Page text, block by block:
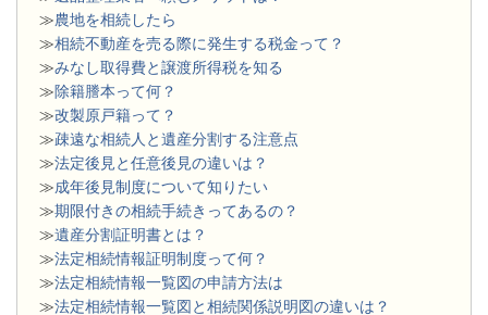
≫農地を相続したら
≫相続不動産を売る際に発生する税金って？
≫みなし取得費と譲渡所得税を知る
≫除籍謄本って何？
≫改製原戸籍って？
≫疎遠な相続人と遺産分割する注意点
≫法定後見と任意後見の違いは？
≫成年後見制度について知りたい
≫期限付きの相続手続きってあるの？
≫遺産分割証明書とは？
≫法定相続情報証明制度って何？
≫法定相続情報一覧図の申請方法は
≫法定相続情報一覧図と相続関係説明図の違いは？